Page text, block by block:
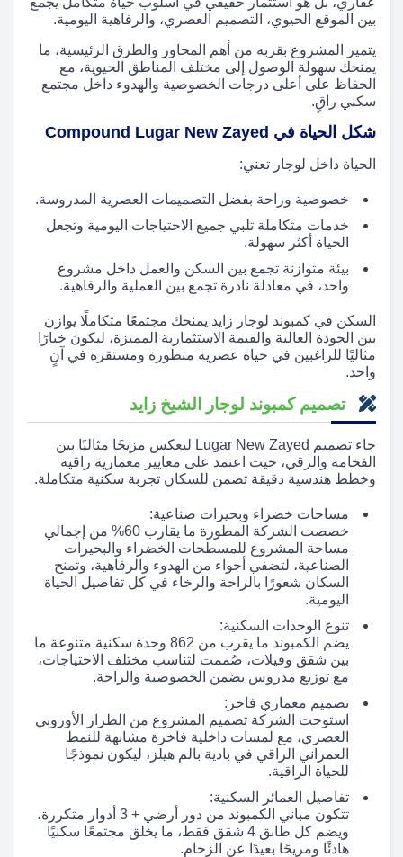
بين الموقع الحيوي، التصميم العصري، والرفاهية اليومية.
يتميز المشروع بقربه من أهم المحاور والطرق الرئيسية، ما
يمنحك سهولة الوصول إلى مختلف المناطق الحيوية، مع
الحفاظ على أعلى درجات الخصوصية والهدوء داخل مجتمع
سكني راقٍ.
شكل الحياة في Compound Lugar New Zayed
الحياة داخل لوجار تعني:
خصوصية وراحة بفضل التصميمات العصرية المدروسة.
خدمات متكاملة تلبي جميع الاحتياجات اليومية وتجعل
الحياة أكثر سهولة.
بيئة متوازنة تجمع بين السكن والعمل داخل مشروع
واحد، في معادلة نادرة تجمع بين العملية والرفاهية.
السكن في كمبوند لوجار زايد يمنحك مجتمعًا متكاملًا يوازن
بين الجودة العالية والقيمة الاستثمارية المميزة، ليكون خيارًا
مثاليًا للراغبين في حياة عصرية متطورة ومستقرة في آنٍ
واحد.
تصميم كمبوند لوجار الشيخ زايد
جاء تصميم Lugar New Zayed ليعكس مزيجًا مثاليًا بين
الفخامة والرقي، حيث اعتمد على معايير معمارية راقية
وخطط هندسية دقيقة تضمن للسكان تجربة سكنية متكاملة.
مساحات خضراء وبحيرات صناعية:
خصصت الشركة المطورة ما يقارب 60% من إجمالي
مساحة المشروع للمسطحات الخضراء والبحيرات
الصناعية، لتضفي أجواء من الهدوء والرفاهية، وتمنح
السكان شعورًا بالراحة والرخاء في كل تفاصيل الحياة
اليومية.
تنوع الوحدات السكنية:
يضم الكمبوند ما يقرب من 862 وحدة سكنية متنوعة ما
بين شقق وفيلات، صُممت لتناسب مختلف الاحتياجات،
مع توزيع مدروس يضمن الخصوصية والراحة.
تصميم معماري فاخر:
استوحت الشركة تصميم المشروع من الطراز الأوروبي
العصري، مع لمسات داخلية فاخرة مشابهة للنمط
العمراني الراقي في بادية بالم هيلز، ليكون نموذجًا
للحياة الراقية.
تفاصيل العمائر السكنية:
تتكون مباني الكمبوند من دور أرضي + 3 أدوار متكررة،
ويضم كل طابق 4 شقق فقط، ما يخلق مجتمعًا سكنيًا
هادئًا ومريحًا بعيدًا عن الزحام.